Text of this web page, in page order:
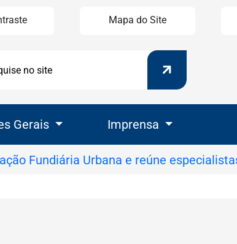
Mapa do Site
Pesquisar
Gerais Imprensa